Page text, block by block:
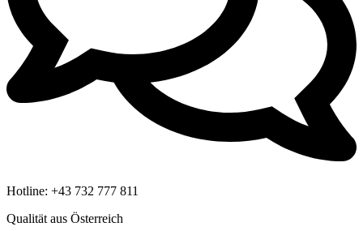
Hotline: +43 732 777 811
Qualität aus Österreich